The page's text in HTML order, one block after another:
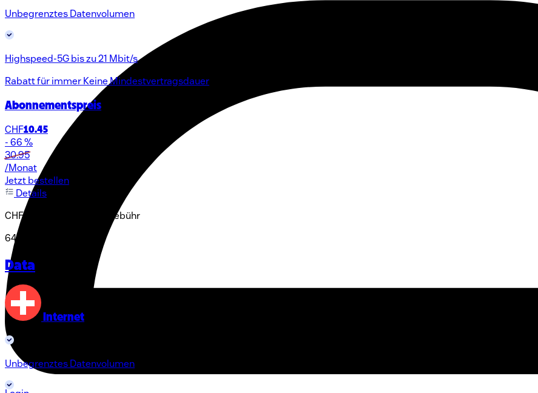
Unbegrenztes Datenvolumen
Highspeed-5G bis zu 21 Mbit/s
Rabatt für immerKeine Mindestvertragsdauer
Abonnementspreis
CHF10.45
- 66 %
30.95
/Monat
Jetzt bestellen
Details
CHF 59.00 Aktivierungsgebühr
64% Rabatt
Data
Internet
Unbegrenztes Datenvolumen